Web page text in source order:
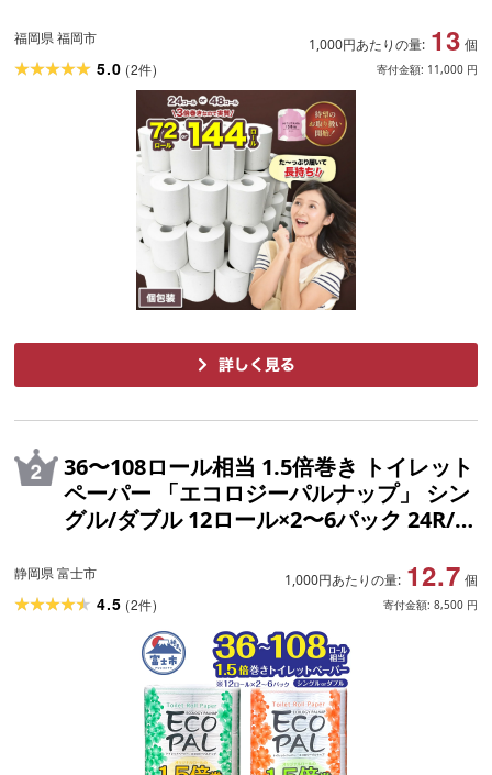
活必需品 トイレ用品 消耗品 備蓄 防災 人
気 おすすめ ランキング 送料無料 福岡市
福岡県 福岡市 1,000円あたりの量: 13 個
寄付金額: 11,000 円
5.0 (2件)
36〜108ロール相当 1.5倍巻き トイレット
ペーパー 「エコロジーパルナップ」 シン
グル/ダブル 12ロール×2〜6パック 24R/4
無色 無地 長巻き 備蓄 日用品 消耗品 生活
用品 富士市
静岡県 富士市 1,000円あたりの量: 12.7 個
寄付金額: 8,500 円
4.5 (2件)